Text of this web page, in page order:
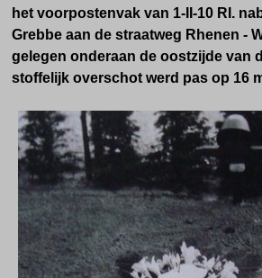
het voorpostenvak van 1-II-10 RI.
Grebbe aan de straatweg Rhenen -
gelegen onderaan de oostzijde van
stoffelijk overschot werd pas op 16